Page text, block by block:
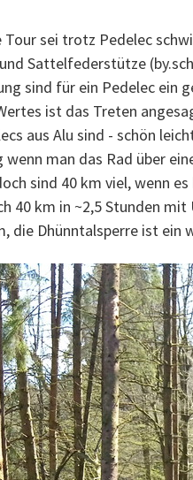
sei trotz Pedelec
Sattelfederstütze
sind für ein Pedelec ein
ist das Treten
aus Alu sind - schön
man das Rad über
sind 40 km viel, wenn
40 km in ~2,5 Stunden
die Dhünntalsperre ist ein